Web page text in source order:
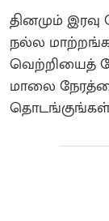
தினமும் இரவு
நல்ல
வெற்றியைத்
மாலை